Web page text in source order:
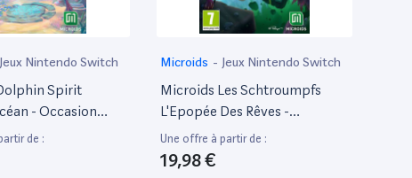
Jeux Nintendo Switch
Spirit
- Occasion
de :
Microids - Jeux Nintendo Switch
Microids Les Schtroumpfs
L'Epopée Des Rêves -
Occasion Switch
Une offre à partir de :
19,98 €